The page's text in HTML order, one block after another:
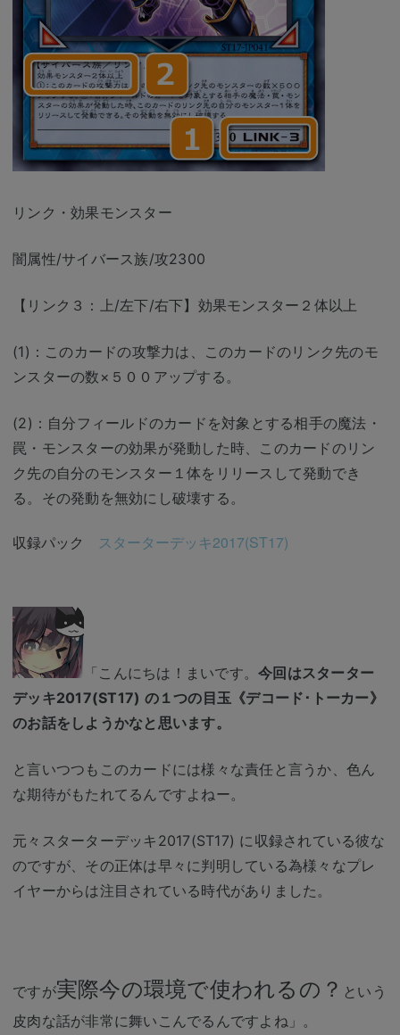
リンク・効果モンスター
闇属性/サイバース族/攻2300
【リンク３：上/左下/右下】効果モンスター２体以上
(1)：このカードの攻撃力は、このカードのリンク先のモ
ンスターの数×５００アップする。
(2)：自分フィールドのカードを対象とする相手の魔法・
罠・モンスターの効果が発動した時、このカードのリン
ク先の自分のモンスター１体をリリースして発動でき
る。その発動を無効にし破壊する。
収録パック スターターデッキ2017(ST17)
「こんにちは！まいです。 今回はスターター
デッキ2017(ST17) の１つの目玉《デコード･トーカー》
のお話をしようかなと思います。
と言いつつもこのカードには様々な責任と言うか、色ん
な期待がもたれてるんですよねー。
元々スターターデッキ2017(ST17) に収録されている彼な
のですが、その正体は早々に判明している為様々なプレ
イヤーからは注目されている時代がありました。
ですが実際今の環境で使われるの？ という
皮肉な話が非常に舞いこんでるんですよね」。